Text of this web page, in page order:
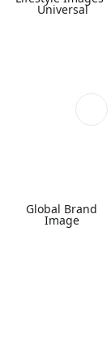
Universal
Global Brand
Image